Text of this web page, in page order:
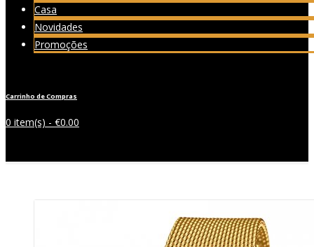
Casa
Novidades
Promoções
Carrinho de Compras
0 item(s) - €0.00